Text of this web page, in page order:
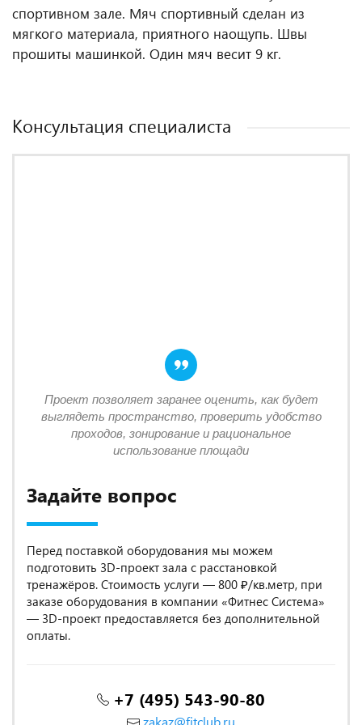
спортивном зале. Мяч спортивный сделан из
мягкого материала, приятного наощупь. Швы
прошиты машинкой. Один мяч весит 9 кг.
Консультация специалиста
Задайте вопрос
Перед поставкой оборудования мы можем
подготовить 3D-проект зала с расстановкой
тренажёров. Стоимость услуги — 800 ₽/кв.метр, при
заказе оборудования в компании «Фитнес Система»
— 3D-проект предоставляется без дополнительной
оплаты.
+7 (495) 543-90-80
zakaz@fitclub.ru
Проект позволяет заранее оценить, как будет
выглядеть пространство, проверить удобство
проходов, зонирование и рациональное
использование площади